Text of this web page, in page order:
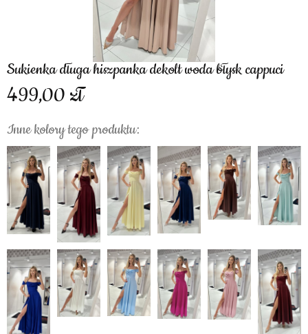
Sukienka długa hiszpanka dekolt woda błysk cappuci
499,00
Inne kolory tego produktu: